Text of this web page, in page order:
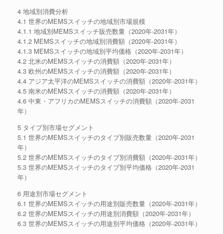
4 地域別消費分析
4.1 世界のMEMSスイッチの地域別市場規模
4.1.1 地域別MEMSスイッチ販売数量（2020年-2031年）
4.1.2 MEMSスイッチの地域別消費額（2020年-2031年）
4.1.3 MEMSスイッチの地域別平均価格（2020年-2031年）
4.2 北米のMEMSスイッチの消費額（2020年-2031年）
4.3 欧州のMEMSスイッチの消費額（2020年-2031年）
4.4 アジア太平洋のMEMSスイッチの消費額（2020年-2031年）
4.5 南米のMEMSスイッチの消費額（2020年-2031年）
4.6 中東・アフリカのMEMSスイッチの消費額（2020年-2031
年）
5 タイプ別市場セグメント
5.1 世界のMEMSスイッチのタイプ別販売数量（2020年-2031
年）
5.2 世界のMEMSスイッチのタイプ別消費額（2020年-2031年）
5.3 世界のMEMSスイッチのタイプ別平均価格（2020年-2031
年）
6 用途別市場セグメント
6.1 世界のMEMSスイッチの用途別販売数量（2020年-2031年）
6.2 世界のMEMSスイッチの用途別消費額（2020年-2031年）
6.3 世界のMEMSスイッチの用途別平均価格（2020年-2031年）